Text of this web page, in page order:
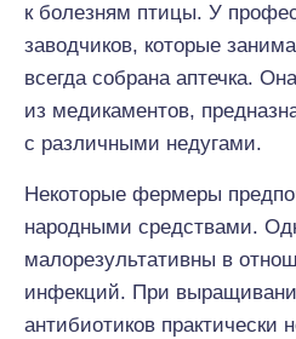
к болезням птицы. У
заводчиков, которые
всегда собрана аптечка.
из медикаментов,
с различными недугами.
Некоторые фермеры
народными средствами.
малорезультативны в
инфекций. При
антибиотиков практически